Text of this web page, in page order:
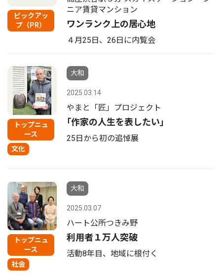
ピックアッ
プ（PR）
ニア賃貸マンション
ワンランク上の居心地
４月25日、26日に内覧会
トップニュ
ース
文化
大和
2025.03.14
やまと「匠」プロジェクト
｢作家の人生を表したい｣
25日から初の追悼展
トップニュ
ース
社会
大和
2025.03.07
ハート公所つきみ野
利用者１万人突破
活動8年目、地域に根付く